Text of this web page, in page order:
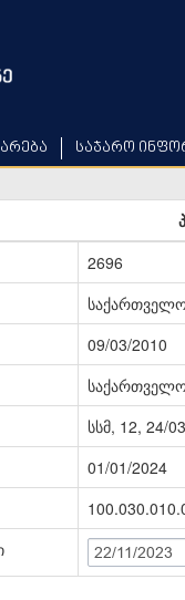
საჯარო
2696
09/03/2010
სსმ, 12, 24/
01/01/2024
22/11/2023